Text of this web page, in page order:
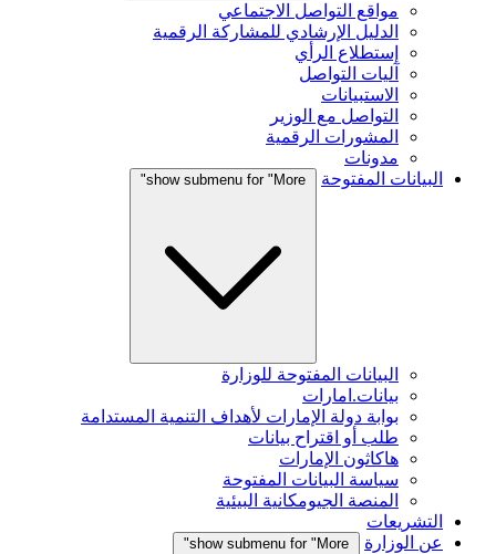
مواقع التواصل الاجتماعي
الدليل الإرشادي للمشاركة الرقمية
إستطلاع الرأي
آليات التواصل
الاستبيانات
التواصل مع الوزير
المشورات الرقمية
مدونات
البيانات المفتوحة
show submenu for "More"
البيانات المفتوحة للوزارة
بيانات.امارات
بوابة دولة الإمارات لأهداف التنمية المستدامة
طلب أو اقتراح بيانات
هاكاثون الإمارات
سياسة البيانات المفتوحة
المنصة الجيومكانية البيئية
التشريعات
عن الوزارة
show submenu for "More"